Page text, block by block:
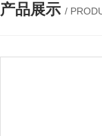
产品展示 /